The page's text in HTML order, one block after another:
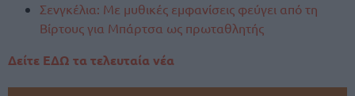
Σενγκέλια: Με μυθικές εμφανίσεις φεύγει από τη
Βίρτους για Μπάρτσα ως πρωταθλητής
Δείτε ΕΔΩ τα τελευταία νέα